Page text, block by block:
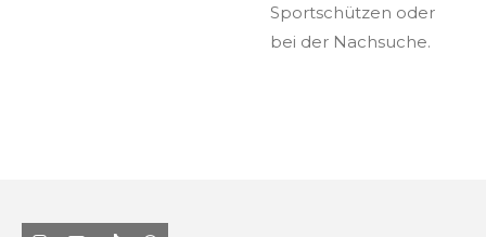
Sportschützen oder
bei der Nachsuche.